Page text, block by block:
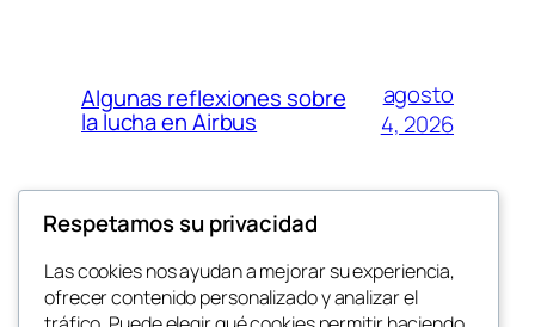
Algunas reflexiones sobre
la lucha en Airbus
agosto
4, 2026
Nuevamente, sobre la
masacre en Ceuta
2026
Respetamos su privacidad
Las cookies nos ayudan a mejorar su experiencia,
ofrecer contenido personalizado y analizar el